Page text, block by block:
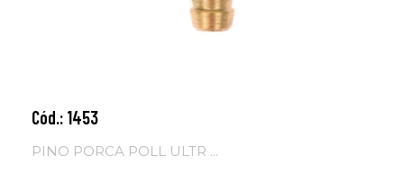
Cód.: 1453
PINO PORCA POLL ULTR ...
Adicionar ao carrinho